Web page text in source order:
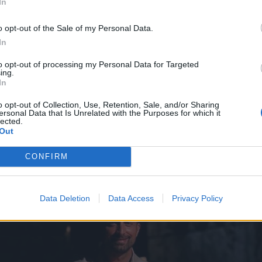
opt-out of the Sale of my Personal Data.
opt-out of processing my Personal Data for Targeted
opt-out of Collection, Use, Retention, Sale, and/or Sharing
Data that Is Unrelated with the Purposes for which it
CONFIRM
Data Deletion Data Access Privacy Policy
λοιπόν, από τα τρία αποχώρησε μετά το
συμβουλίου;